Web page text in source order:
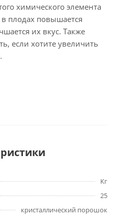
химического элемента
плодах повышается
их вкус. Также
если хотите увеличить
Кг
25
кристаллический порошок